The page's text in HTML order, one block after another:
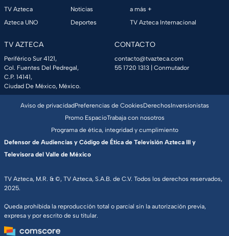
TV Azteca
Azteca UNO
Noticias
Deportes
a más +
TV Azteca Internacional
TV AZTECA
Periférico Sur 4121,
Col. Fuentes Del Pedregal,
C.P. 14141,
Ciudad De México, México.
CONTACTO
contacto@tvazteca.com
55 1720 1313 | Conmutador
TV Azteca, M.R. & ©, TV Azteca, S.A.B. de C.V. Todos los derechos reservados,
2025.
Queda prohibida la reproducción total o parcial sin la autorización previa,
expresa y por escrito de su titular.
Aviso de privacidadPreferencias de CookiesDerechosInversionistas
Promo EspacioTrabaja con nosotros
Programa de ética, integridad y cumplimiento
Defensor de Audiencias y Código de Ética de Televisión Azteca III y
Televisora del Valle de México